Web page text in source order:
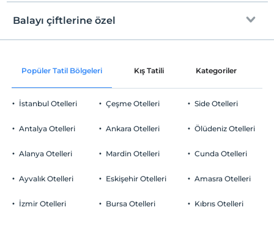
Ücretsiz Wi-fi
Otopark (Tesis bünyesinde)
Check/in
En erken saat 15:00 ve sonrası
Check/out
Evcil Hayvan
Sigara
Çocuklar
Her bir oda için 1. çocuk 17 yaşına kadar ücretsizdir
Her bir oda için 2. çocuk 17 yaşına kadar ücretsizdir
Balayı çiftlerine özel
Odaya meyve sepeti ikramı
Popüler Tatil Bölgeleri Kış Tatili Kategoriler
İstanbul Otelleri
Antalya Otelleri
Alanya Otelleri
Ayvalık Otelleri
İzmir Otelleri
Çeşme Otelleri
Ankara Otelleri
Mardin Otelleri
Eskişehir Otelleri
Bursa Otelleri
Side Otelleri
Ölüdeniz Otelleri
Cunda Otelleri
Amasra Otelleri
Kıbrıs Otelleri